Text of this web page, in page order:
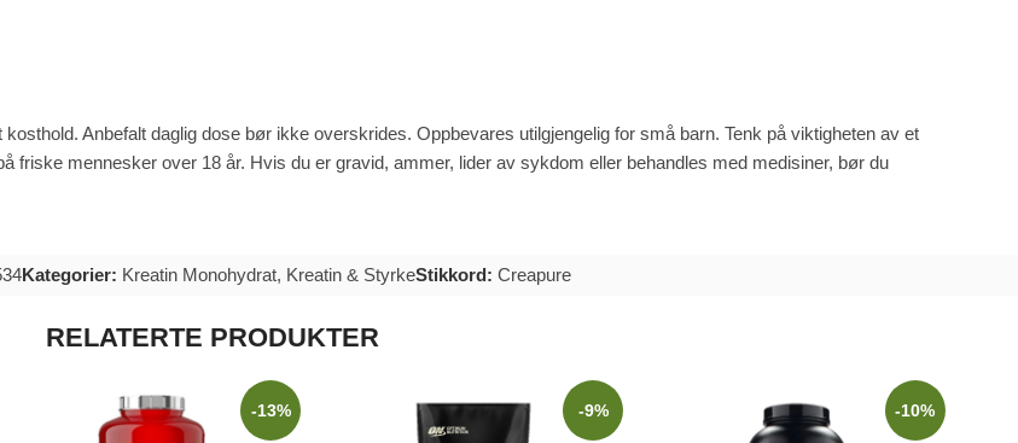
Anbefalt daglig dose bør ikke overskrides. Oppbevares utilgjengelig for små barn. Tenk på viktigheten av et
friske mennesker over 18 år. Hvis du er gravid, ammer, lider av sykdom eller behandles med medisiner, bør du
Kategorier: Kreatin Monohydrat, Kreatin & StyrkeStikkord: Creapure
RELATERTE PRODUKTER
-13% -9% -10%